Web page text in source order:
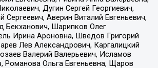
Дугин Сергей Георгиевич,
Сергеевич, Аверин Виталий Евгеньевич,
Бекханович, Шарипков Олег
Ирина Ароновна, Шведов Григорий
Лев Александрович, Каргалицкий
Валерий Валерьевич, Исламов
Романова Ольга Евгеньевна, Щаров